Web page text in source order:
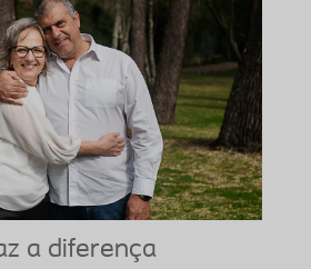
a diferença